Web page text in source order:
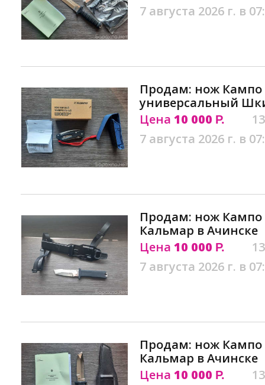
7 августа 2026 г. в
Продам: нож Кампо
универсальный
Цена 10 000 Р.
7 августа 2026 г. в
Продам: нож
Кальмар в Ачинске
Цена 10 000 Р.
7 августа 2026 г. в
Продам: нож
Кальмар в Ачинске
Цена 10 000 Р.